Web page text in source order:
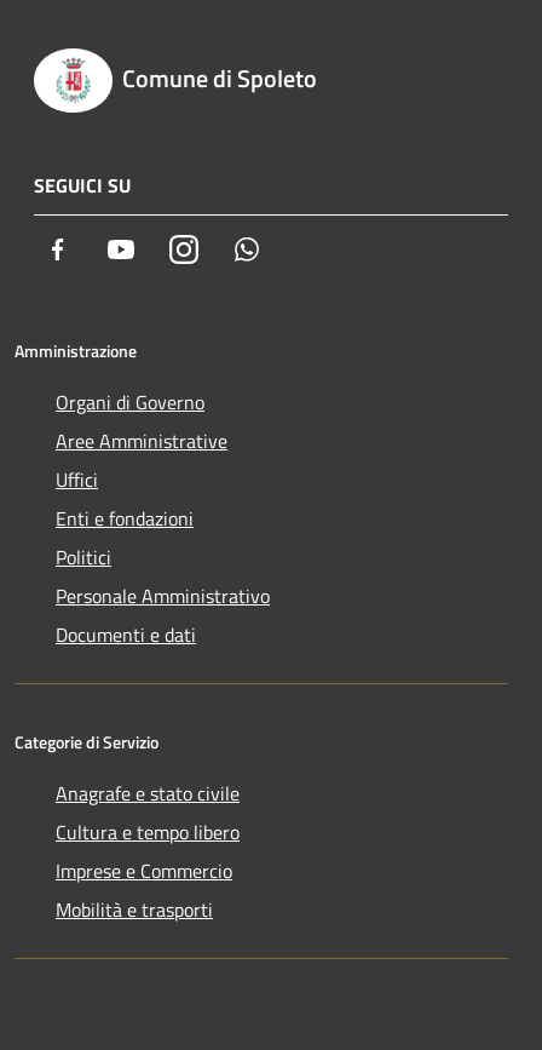
Comune di Spoleto
SEGUICI SU
Facebook YoutubeInstagram
Amministrazione
Organi di Governo
Aree Amministrative
Uffici
Enti e fondazioni
Politici
Personale Amministrativo
Documenti e dati
Categorie di Servizio
Anagrafe e stato civile
Cultura e tempo libero
Imprese e Commercio
Mobilità e trasporti